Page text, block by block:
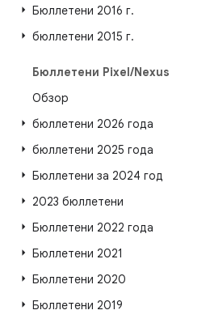
Бюллетени 2016 г.
бюллетени 2015 г.
Бюллетени Pixel/Nexus
Обзор
бюллетени 2026 года
бюллетени 2025 года
Бюллетени за 2024 год
2023 бюллетени
Бюллетени 2022 года
Бюллетени 2021
Бюллетени 2020
Бюллетени 2019